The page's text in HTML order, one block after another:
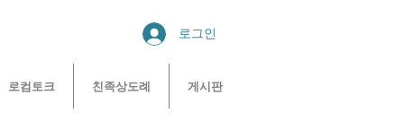
로그인
로컴토크 친족상도례 게시판